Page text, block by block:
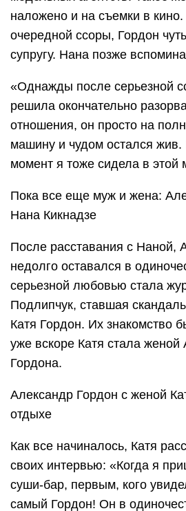
наложено и на съемки в
очередной ссоры, Гордон
супругу. Нана позже
«Однажды после серьезной
решила окончательно
отношения, он просто на
машину и чудом остался жив.
момент я тоже сидела в этой
Пока все еще муж и жена:
Нана Кикнадзе
После расставания с Наной,
недолго оставался в
серьезной любовью стала
Подлипчук, ставшая
Катя Гордон. Их знакомство
уже вскоре Катя стала женой
Гордона.
Александр Гордон с женой
отдыхе
Как все начиналось, Катя
своих интервью: «Когда я
суши-бар, первым, кого
самый Гордон! Он в